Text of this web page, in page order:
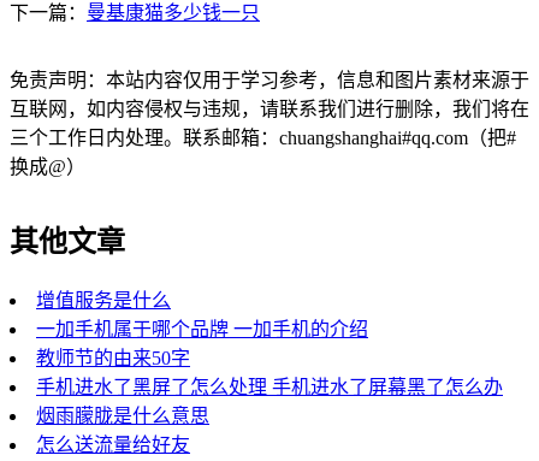
下一篇： 曼基康猫多少钱一只
免责声明：本站内容仅用于学习参考，信息和图片素材来源于
互联网，如内容侵权与违规，请联系我们进行删除，我们将在
三个工作日内处理。联系邮箱：chuangshanghai#qq.com（把#
换成@）
其他文章
增值服务是什么
一加手机属于哪个品牌 一加手机的介绍
教师节的由来50字
手机进水了黑屏了怎么处理 手机进水了屏幕黑了怎么办
烟雨朦胧是什么意思
怎么送流量给好友